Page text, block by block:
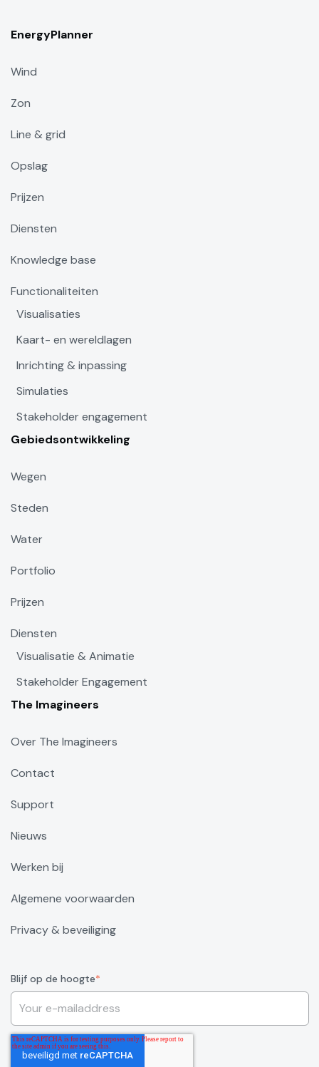
Blijf op de hoogte*
EnergyPlanner
Wind
Zon
Line & grid
Opslag
Prijzen
Diensten
Knowledge base
Functionaliteiten
Visualisaties
Kaart- en wereldlagen
Inrichting & inpassing
Simulaties
Stakeholder engagement
Gebiedsontwikkeling
Wegen
Steden
Water
Portfolio
Prijzen
Diensten
Visualisatie & Animatie
Stakeholder Engagement
The Imagineers
Over The Imagineers
Contact
Support
Nieuws
Werken bij
Algemene voorwaarden
Privacy & beveiliging